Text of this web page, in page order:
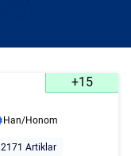
+15
Han/Honom
2171 Artiklar